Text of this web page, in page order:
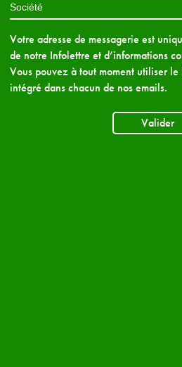
Votre adresse de messagerie est
de notre Infolettre et d’informations
Vous pouvez à tout moment utiliser
intégré dans chacun de nos emails.